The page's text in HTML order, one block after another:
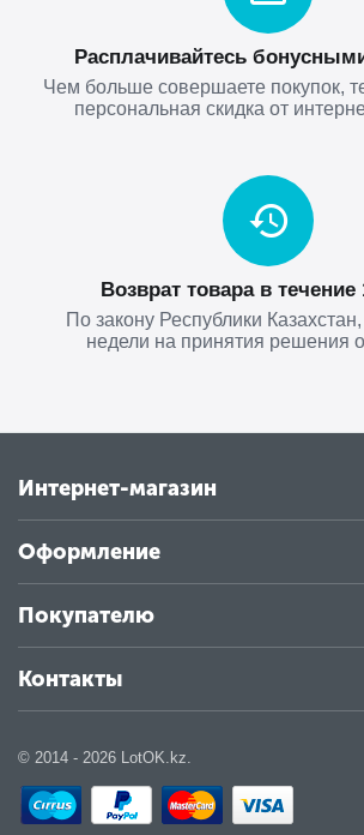
Расплачивайтесь
Чем больше совершаете покупок,
персональная скидка от
Возврат товара в течение
По закону Республики
недели на принятия решения
Интернет-магазин
Оформление
Покупателю
Контакты
© 2014 - 2026 LotOK.kz.